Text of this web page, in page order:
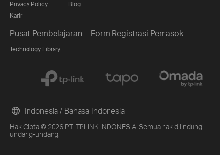
Privacy Policy
Karir
Blog
Pusat Pembelajaran
Technology Library
Form Registrasi Pemasok
Hak Cipta © 2026 PT. TPLINK INDONESIA. Semua hak dilindungi
undang-undang.
Indonesia / Bahasa Indonesia